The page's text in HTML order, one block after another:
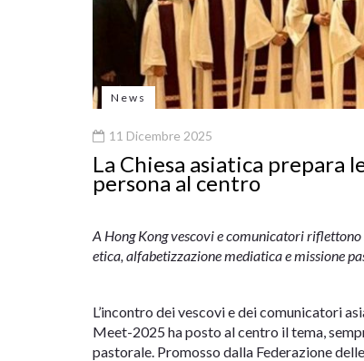
News
11 Dicembre 2025
La Chiesa asiatica prepara
persona al centro
A Hong Kong vescovi e comunicatori
etica, alfabetizzazione mediatica e missione
L’incontro dei vescovi e dei comunicatori
Meet-2025 ha posto al centro il tema,
pastorale. Promosso dalla Federazione